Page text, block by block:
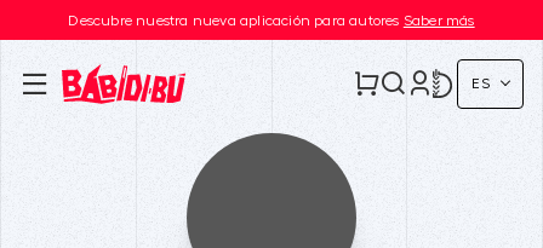
Descubre nuestra nueva aplicación para autores Saber más
ES